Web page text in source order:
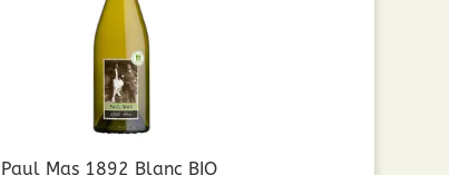
Paul Mas 1892 Blanc BIO